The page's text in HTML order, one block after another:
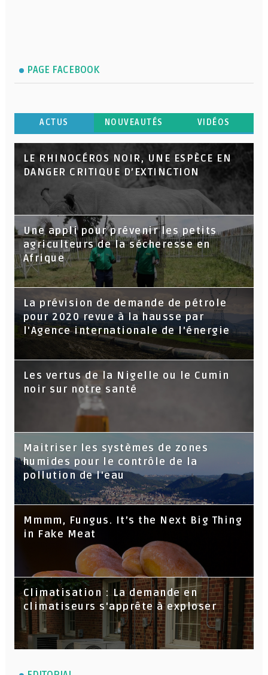
PAGE FACEBOOK
ACTUS NOUVEAUTÉS VIDÉOS
LE RHINOCÉROS NOIR, UNE ESPÈCE EN
DANGER CRITIQUE D’EXTINCTION
Une appli pour prévenir les petits
agriculteurs de la sécheresse en
Afrique
La prévision de demande de pétrole
pour 2020 revue à la hausse par
l'Agence internationale de l'énergie
Les vertus de la Nigelle ou le Cumin
noir sur notre santé
Maitriser les systèmes de zones
humides pour le contrôle de la
pollution de l'eau
Mmmm, Fungus. It’s the Next Big Thing
in Fake Meat
Climatisation : La demande en
climatiseurs s'apprête à exploser